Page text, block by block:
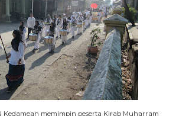
Kedamean memimpin peserta Kirab Muharram